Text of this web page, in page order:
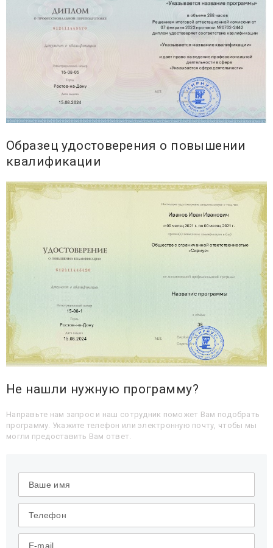
Образец удостоверения о повышении
квалификации
Не нашли нужную программу?
Направьте нам запрос и наш сотрудник поможет Вам подобрать
программу. Укажите телефон или электронную почту, чтобы мы
могли предоставить Вам ответ.